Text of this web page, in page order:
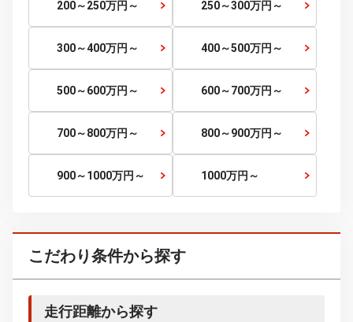
10～15万円～ 15～20万円～
20～25万円～ 25～30万円～
30～35万円～ 35～40万円～
40～45万円～ 45～50万円～
50～60万円～ 60～70万円～
90～100万円～
120～150万円～